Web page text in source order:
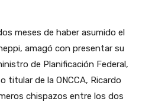
meses de haber asumido el
amagó con presentar su
de Planificación Federal,
titular de la ONCCA, Ricardo
chispazos entre los dos